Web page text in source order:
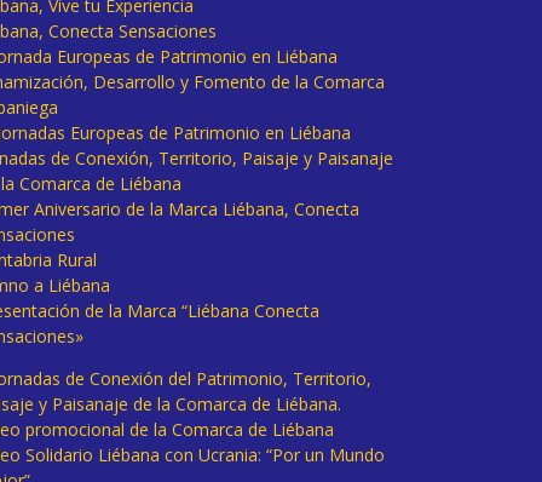
Vive tu Experiencia
Conecta Sensaciones
Europeas de Patrimonio en Liébana
Desarrollo y Fomento de la Comarca
Europeas de Patrimonio en Liébana
de Conexión, Territorio, Paisaje y Paisanaje
Comarca de Liébana
Aniversario de la Marca Liébana, Conecta
Rural
a Liébana
de la Marca “Liébana Conecta
de Conexión del Patrimonio, Territorio,
y Paisanaje de la Comarca de Liébana.
promocional de la Comarca de Liébana
Solidario Liébana con Ucrania: “Por un Mundo